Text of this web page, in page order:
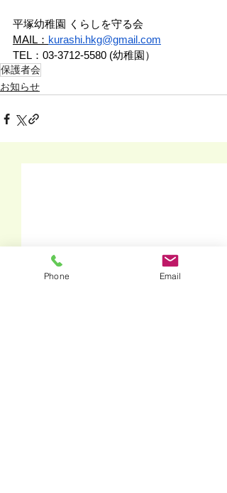
平塚幼稚園 くらしを守る会
MAIL： kurashi.hkg@gmail.com
TEL：03-3712-5580 (幼稚園）
保護者会
お知らせ
Phone Email